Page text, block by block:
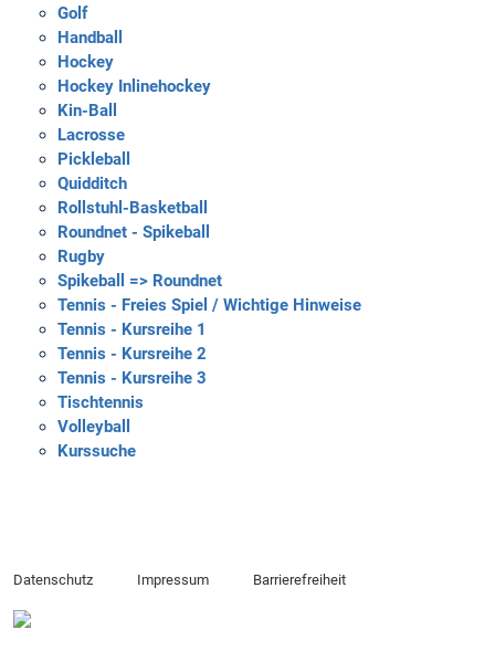
Golf
Handball
Hockey
Hockey Inlinehockey
Kin-Ball
Lacrosse
Pickleball
Quidditch
Rollstuhl-Basketball
Roundnet - Spikeball
Rugby
Spikeball => Roundnet
Tennis - Freies Spiel / Wichtige Hinweise
Tennis - Kursreihe 1
Tennis - Kursreihe 2
Tennis - Kursreihe 3
Tischtennis
Volleyball
Kurssuche
Datenschutz Impressum Barrierefreiheit